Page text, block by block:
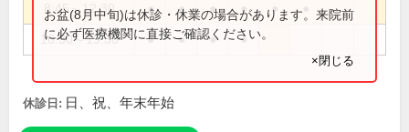
8:45～12:30 ● ● ● ● ●
16:30～19:30 ● ● ● ●
お盆(8月中旬)は休診・休業の場合があります。来院前
に必ず医療機関に直接ご確認ください。
×閉じる
休診日: 日、祝、年末年始